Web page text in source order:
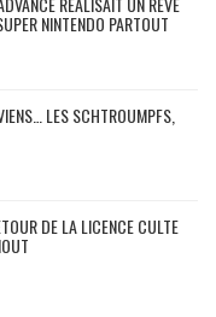
NINTENDO PARTOUT
LES SCHTROUMPFS,
DE LA LICENCE CULTE